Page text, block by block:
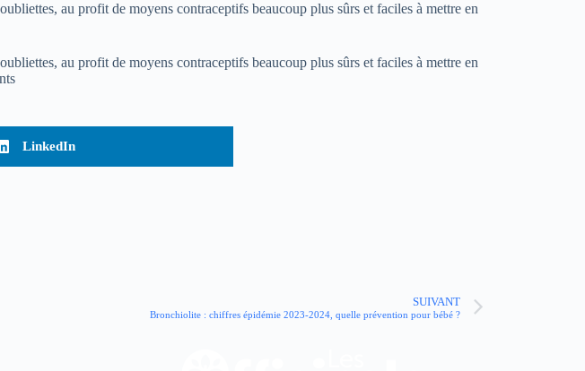
au profit de moyens contraceptifs beaucoup plus sûrs et faciles à mettre en
au profit de moyens contraceptifs beaucoup plus sûrs et faciles à mettre en
LinkedIn
SUIVANT
Bronchiolite : chiffres épidémie 2023-2024, quelle prévention pour bébé ?